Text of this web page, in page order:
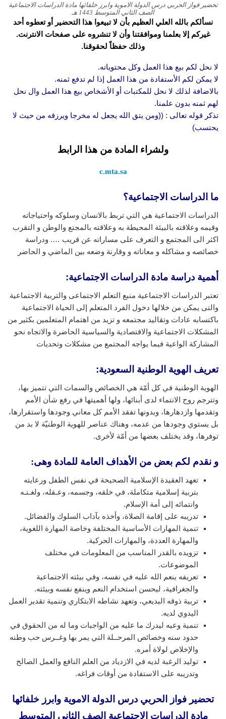
تحضير فواز الحربي درس الدولة الاموية وابرز خلفائها مادة الدراسات الاجتماعية
الصف الثاني المتوسط 1443 هـ
نسألكم بالله العلي العظيم بأن لا تبيعوا هذا التحضير أو تعطوه أحد
غيركم إلا بعلمنا وموافقتنا وأن لا تنشروه على صفحات الانترنت.
وذلك حفظاً لحقوقنا.
لا نحل لكم بيع هذا العمل وكل محتوياته.
لا يمكن لكم الأستفادة من هذا العمل إذا لم تدفع ثمنه.
بالاضافة لذلك لا نحل للمكتبات أو الأشخاص بيع هذا العمل وال نحل
لهم ثمنه بدون علمنا.
تذكر قوله تعالى : ((ومن يتق الله يجعل له مخرجا ويرزقه من حيث لا
يحتسب)
ولشراء المادة من هذا الرابط
c.mta.sa
ما الدراسات الاجتماعية؟
الدراسات الاجتماعية هي التي تربط بالانسان وسلوكه واحتياجاته
وقيمه وعلاقته بالبيئة المحيطة به وعلاقته بالمجتع والوطن و التقرب
اكثر الى المجتمع و التعرف على مساراته عن قريب …. ودراسة
خصائصه و مشاكله و معاناته و وقارنة وضعه بين الماضي و الحاضر
أهمية دراسة مادة الدراسات الاجتماعية:
تعتبر الدراسات الاجتماعية منبع التعلم الاجتماعى والتربية الاجتماعية
والتى يمكن من خلالها دخول الفرد المتعلم إلى الحياة الاجتماعية
باكتسابه عادات وتقاليد مجتمعه و تزيد من اهتمام المتعلمين بكثير من
المشكلات الاجتماعية والاقتصادية والسياسية الحاضرة والاتجاه نحو
المشاركة الواعية فيما يواجه المجتمع من مشكلات وتحديات
تعريف الهوية الوطنية السعودية:
الهوية الوطنية في كل أمّة هي الخصائص والسمات التي تتميز بها،
وتترجم روح الانتماء لدى أبنائها، ولها أهميتها في رفع شأن الأمم
وتقدمها وازدهارها، وبدونها تفقد الأمم كل معاني وجودها واستقرارها،
بل يستوي وجودها من عدمه، وهناك عناصر للهوية الوطنيّة لا بد من
توفرها، وقد يختلف بعضها من أمّة لأخرى.
و نقدم لكم بعض من الأهداف العامة للمادة وهى:
تعهد العقيدة الإسلامية الصحيحة في نفس الطفل ورعايته
بتربية إسلامية متكاملة، في خلقه، وجسمه، وعـقله، ولغـتـه
وانتمائه إلى أمة الإسلام.
تدريبه على إقامة الصلاة، وأخذه بآداب السلوك والفضائل.
تنمية المهارات الأساسية المختلفة وخاصة المهارة اللغوية،
والمهارة العددة، والمهارات الحركية.
تزويده بالقدر المناسب من المعلومات في مختلف
الموضوعات.
تعريفه بنعم الله عليه في نفسه، وفي بيئته الاجتماعية
والجغرافية، ليحسن استخدام النعم وينفع نفسه وبيئته.
تربية ذوقه البديعي، وتعهد نشاطه الابتكاري وتنمية تقدير العمل
اليدوي لديه.
تنمية وعيه ليدرك ما عليه من الواجبات وما له من الحقوق في
حدود سنه وخصائص المرحــلة التي يمر بها وغــرس حب وطنه
والإخلاص لولاة أمره.
توليد الرغبة لديه في الازدياد من العلم النافع والعمل الصالح
وتدريبه على الاستفادة من أوقات فراغه.
تحضير فواز الحربي درس الدولة الاموية وابرز خلفائها
مادة الدراسات الاجتماعية الصف الثاني المتوسط